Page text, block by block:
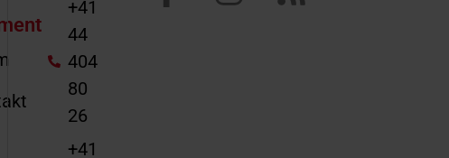
+41
44
404
80
26
+41